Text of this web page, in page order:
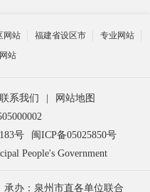
网站 福建省设区市
专业网站
站
联系我们
网站地图
号
闽ICP备05025850号
People's Government
承办：泉州市直各单位联合